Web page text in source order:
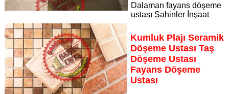
Dalaman fayans döşeme
ustası Şahinler İnşaat
Dekorasyon, zeminlerinizi sanat eseri gibi işleyen uzman
kadrosuyla Dalaman bölgesine özel hizmet sunuyor
Sayfaya Git
Kumluk Plajı Seramik
Döşeme Ustası Taş
Döşeme Ustası
Fayans Döşeme
Ustası